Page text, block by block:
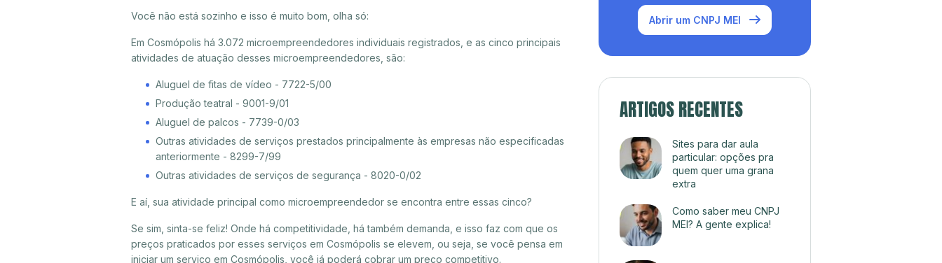
Você não está sozinho e isso é muito bom, olha só:
Em Cosmópolis há 3.072 microempreendedores individuais registrados, e as cinco principais
atividades de atuação desses microempreendedores, são:
Aluguel de fitas de vídeo - 7722-5/00
Produção teatral - 9001-9/01
Aluguel de palcos - 7739-0/03
Outras atividades de serviços prestados principalmente às empresas não especificadas
anteriormente - 8299-7/99
Outras atividades de serviços de segurança - 8020-0/02
E aí, sua atividade principal como microempreendedor se encontra entre essas cinco?
Se sim, sinta-se feliz! Onde há competitividade, há também demanda, e isso faz com que os
preços praticados por esses serviços em Cosmópolis se elevem, ou seja, se você pensa em
iniciar um serviço em Cosmópolis, você já poderá cobrar um preço competitivo.
Abrir um CNPJ MEI
ARTIGOS RECENTES
Sites para dar aula
particular: opções pra
quem quer uma grana
extra
Como saber meu CNPJ
MEI? A gente explica!